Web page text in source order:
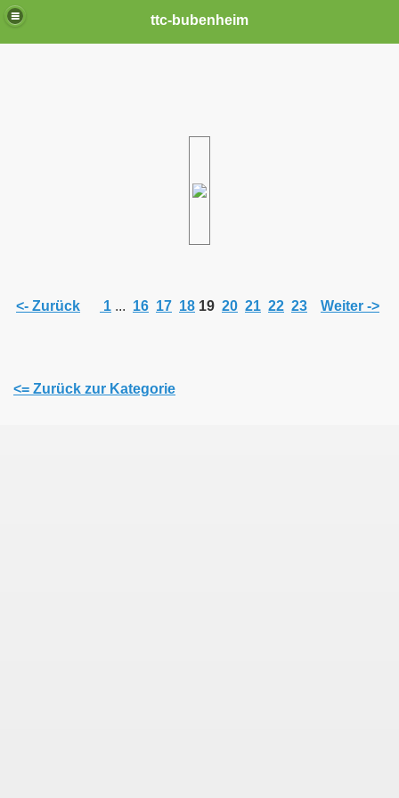
ttc-bubenheim
<- Zurück 1 ... 16 17 18 19 20 21 22 23 Weiter ->
<= Zurück zur Kategorie